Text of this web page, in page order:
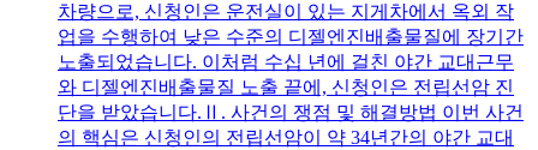
차량으로, 신청인은 운전실이 있는 지게차에서 옥외 작
업을 수행하여 낮은 수준의 디젤엔진배출물질에 장기간
노출되었습니다. 이처럼 수십 년에 걸친 야간 교대근무
와 디젤엔진배출물질 노출 끝에, 신청인은 전립선암 진
단을 받았습니다.Ⅱ. 사건의 쟁점 및 해결방법 이번 사건
의 핵심은 신청인의 전립선암이 약 34년간의 야간 교대